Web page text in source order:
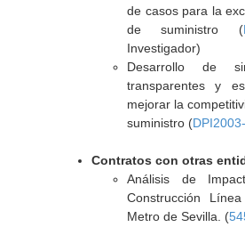
de casos para la
de suministro (
Investigador)
Desarrollo de
transparentes y
mejorar la
suministro (
Contratos con otras
Análisis de
Construcción
Metro de Sevilla. (